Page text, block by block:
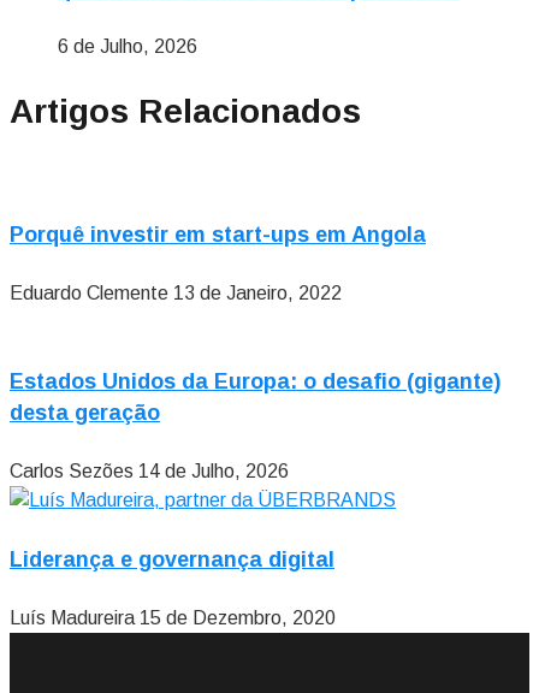
6 de Julho, 2026
Artigos Relacionados
Porquê investir em start-ups em Angola
Eduardo Clemente 13 de Janeiro, 2022
Estados Unidos da Europa: o desafio (gigante)
desta geração
Carlos Sezões 14 de Julho, 2026
Liderança e governança digital
Luís Madureira 15 de Dezembro, 2020